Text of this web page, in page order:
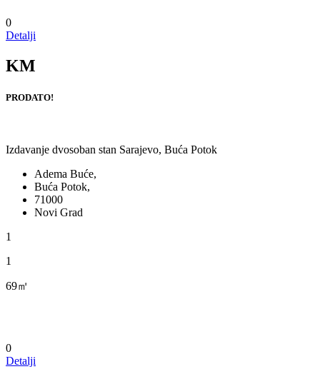
0
Detalji
KM
PRODATO!
Izdavanje dvosoban stan Sarajevo, Buća Potok
Adema Buće,
Buća Potok,
71000
Novi Grad
1
1
69㎡
0
Detalji